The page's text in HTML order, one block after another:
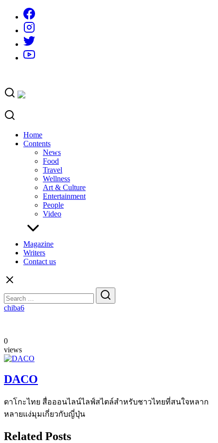
content
Home
Contents
News
Food
Travel
Wellness
Art & Culture
Entertainment
People
Video
Magazine
Writers
Contact us
for:
chiba6
0
views
DACO
ดาโกะไทย สื่อออนไลน์ไลฟ์สไตล์สำหรับชาวไทยที่สนใจหลาก
หลายแง่มุมเกี่ยวกับญี่ปุ่น
Related Posts